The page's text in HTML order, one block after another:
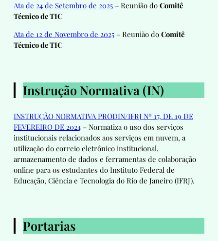
Ata de 24 de Setembro de 2025 – Reunião do Comitê
Técnico de TIC
Ata de 12 de Novembro de 2025 – Reunião do Comitê
Técnico de TIC
Instrução Normativa (IN)
INSTRUÇÃO NORMATIVA PRODIN/IFRJ Nº 17, DE 19 DE
FEVEREIRO DE 2024 – Normatiza o uso dos serviços
institucionais relacionados aos serviços em nuvem, a
utilização do correio eletrônico institucional,
armazenamento de dados e ferramentas de colaboração
online para os estudantes do Instituto Federal de
Educação, Ciência e Tecnologia do Rio de Janeiro (IFRJ).
Portarias